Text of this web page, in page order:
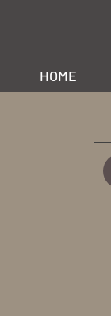
HOME